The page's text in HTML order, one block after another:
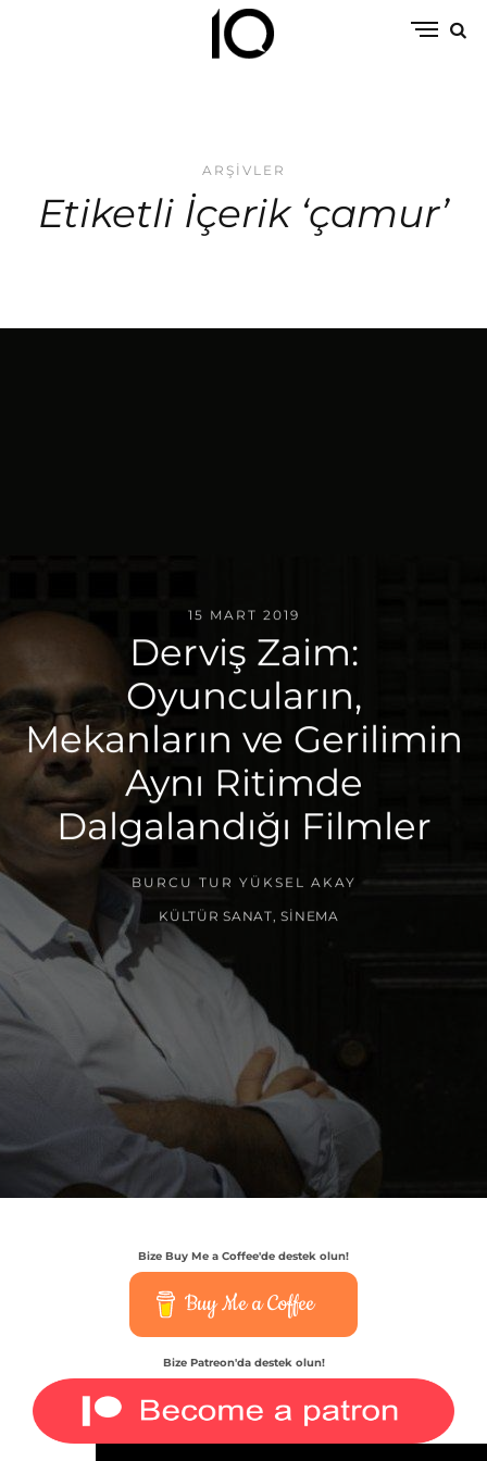
ARŞIVLER
Etiketli İçerik ‘çamur’
15 MART 2019
Derviş Zaim:
Oyuncuların,
Mekanların ve Gerilimin
Aynı Ritimde
Dalgalandığı Filmler
BURCU TUR YÜKSEL AKAY
KÜLTÜR SANAT ,SINEMA
Bize Buy Me a Coffee'de destek olun!
Buy Me a Coffee
Bize Patreon'da destek olun!